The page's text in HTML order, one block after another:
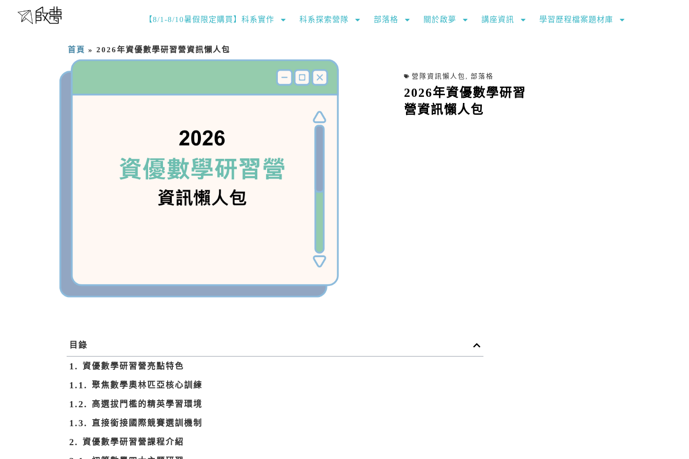
【8/1-8/10暑假限定購買】科系實作 科系探索營隊 部落格 關於啟夢 講座資訊 學習歷程檔案題材庫
首頁 » 2026年資優數學研習營資訊懶人包
營隊資訊懶人包,部落格
2026年資優數學研習
營資訊懶人包
目錄
資優數學研習營亮點特色
聚焦數學奧林匹亞核心訓練
高選拔門檻的精英學習環境
直接銜接國際競賽選訓機制
資優數學研習營課程介紹